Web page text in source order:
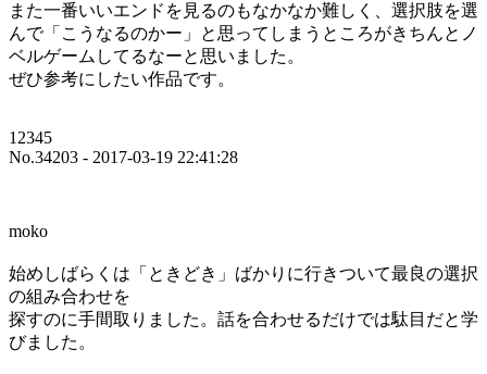
また一番いいエンドを見るのもなかなか難しく、選択肢を選
んで「こうなるのかー」と思ってしまうところがきちんとノ
ベルゲームしてるなーと思いました。
ぜひ参考にしたい作品です。
12345
No.34203 - 2017-03-19 22:41:28
moko
始めしばらくは「ときどき」ばかりに行きついて最良の選択
の組み合わせを
探すのに手間取りました。話を合わせるだけでは駄目だと学
びました。